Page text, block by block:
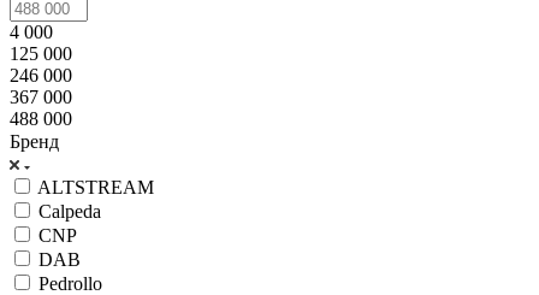
4 000
125 000
246 000
367 000
488 000
Бренд
ALTSTREAM
Calpeda
CNP
DAB
Pedrollo